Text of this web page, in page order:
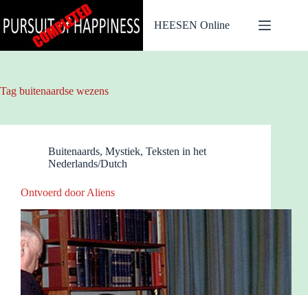
naar
de
HEESEN Online
Tag buitenaardse wezens
Buitenaards, Mystiek, Teksten in het
Nederlands/Dutch
Ontvoerd door Aliens